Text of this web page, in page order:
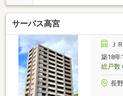
ウスクリーニング等
サーパス高宮
Ｊ
築18年
総戸数
長